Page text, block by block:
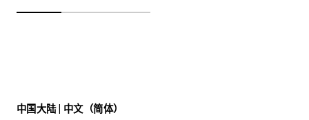
中国大陆 | 中文（简体）